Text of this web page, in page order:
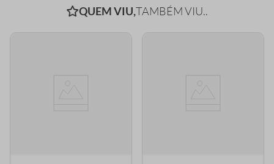
QUEM VIU,TAMBÉM VIU..